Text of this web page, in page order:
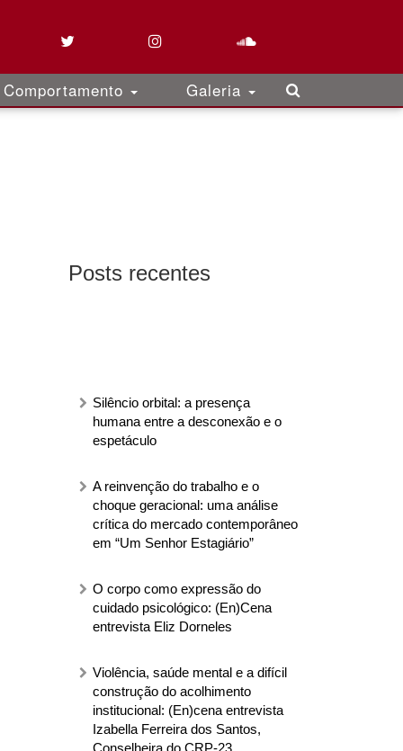
Comportamento Galeria
Posts recentes
Silêncio orbital: a presença
humana entre a desconexão e o
espetáculo
A reinvenção do trabalho e o
choque geracional: uma análise
crítica do mercado contemporâneo
em “Um Senhor Estagiário”
O corpo como expressão do
cuidado psicológico: (En)Cena
entrevista Eliz Dorneles
Violência, saúde mental e a difícil
construção do acolhimento
institucional: (En)cena entrevista
Izabella Ferreira dos Santos,